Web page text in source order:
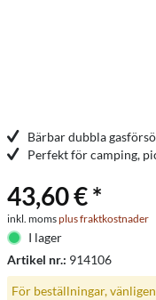
Bärbar dubbla
Perfekt för camping,
43,60 € *
inkl. momsplus fraktkostnader
I lager
Artikel nr.: 914106
För beställningar,